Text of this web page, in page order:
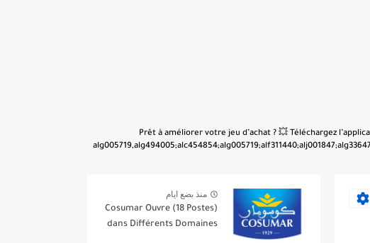
👋 Prêt à améliorer votre jeu d’achat ? 💥 Téléchargez
منذ بضع ايام
Cosumar Ouvre (18 Postes)
dans Différents Domaines